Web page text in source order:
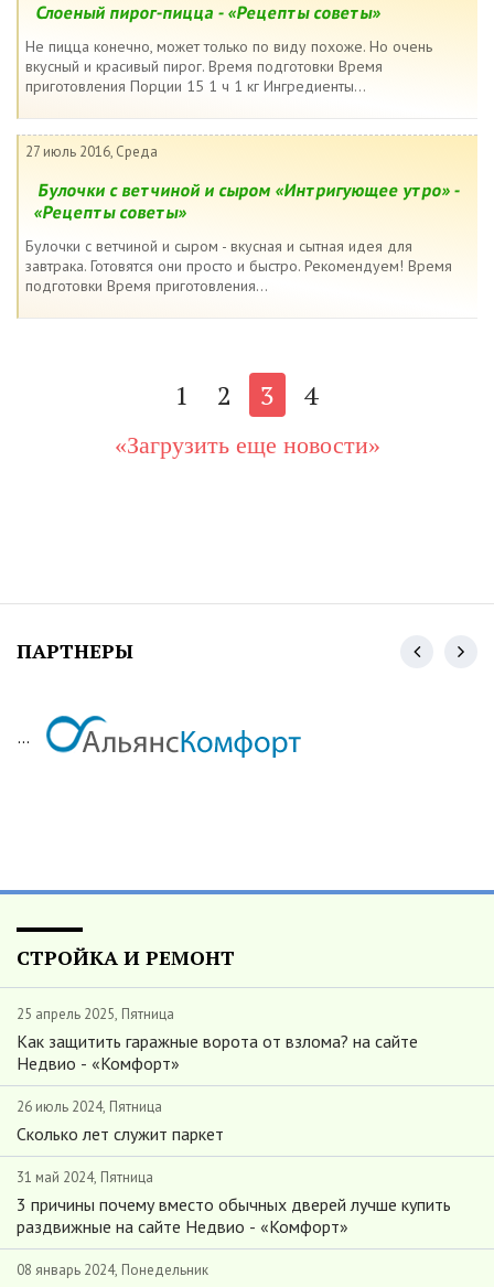
Слоеный пирог-пицца - «Рецепты советы»
Не пицца конечно, может только по виду похоже. Но очень
вкусный и красивый пирог. Время подготовки Время
приготовления Порции 15 1 ч 1 кг Ингредиенты...
27 июль 2016, Среда
Булочки с ветчиной и сыром «Интригующее утро» -
«Рецепты советы»
Булочки с ветчиной и сыром - вкусная и сытная идея для
завтрака. Готовятся они просто и быстро. Рекомендуем! Время
подготовки Время приготовления...
1 2 3 4
«Загрузить еще новости»
ПАРТНЕРЫ
...
СТРОЙКА И РЕМОНТ
25 апрель 2025, Пятница
Как защитить гаражные ворота от взлома? на сайте
Недвио - «Комфорт»
26 июль 2024, Пятница
Сколько лет служит паркет
31 май 2024, Пятница
3 причины почему вместо обычных дверей лучше купить
раздвижные на сайте Недвио - «Комфорт»
08 январь 2024, Понедельник